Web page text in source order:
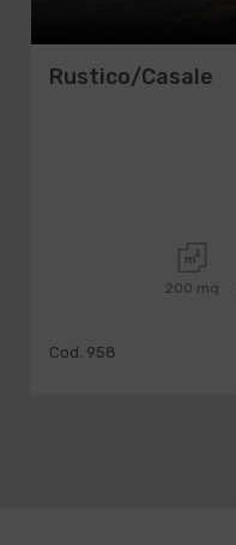
Rustico/Casale
200 mq
Cod. 958